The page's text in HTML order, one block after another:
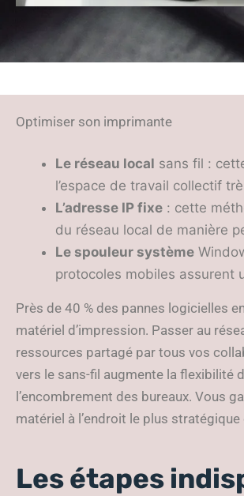
Optimiser son imprimante
Le réseau local sans fil :
l’espace de travail collectif
L’adresse IP fixe : cette
du réseau local de manière
Le spouleur système
protocoles mobiles assurent
Près de 40 % des pannes logicielles
matériel d’impression. Passer au
ressources partagé par tous vos
vers le sans-fil augmente la flexibilité
l’encombrement des bureaux. Vous
matériel à l’endroit le plus
Les étapes